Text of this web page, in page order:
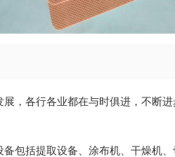
展，各行各业都在与时俱进，不断
备包括提取设备、涂布机、干燥机